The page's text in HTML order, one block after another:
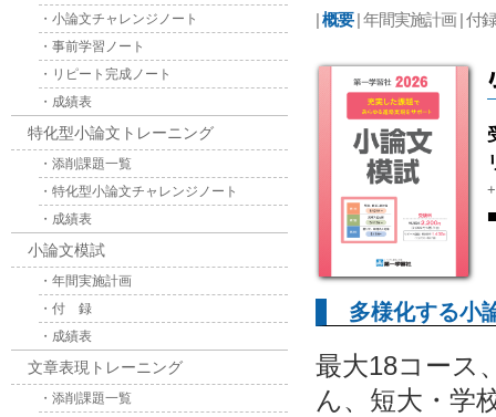
・小論文チャレンジノート
・事前学習ノート
・リピート完成ノート
・成績表
特化型小論文トレーニング
・添削課題一覧
・特化型小論文チャレンジノート
・成績表
小論文模試
・年間実施計画
・付 録
・成績表
文章表現トレーニング
・添削課題一覧
|概要|年間実施計画|付録
多様化する小
最大18コース
ん、短大・学